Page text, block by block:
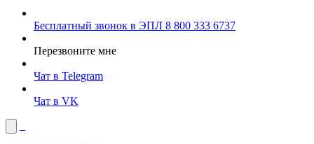
Бесплатный звонок в ЭПЛ 8 800 333 6737
Перезвоните мне
Чат в Telegram
Чат в VK